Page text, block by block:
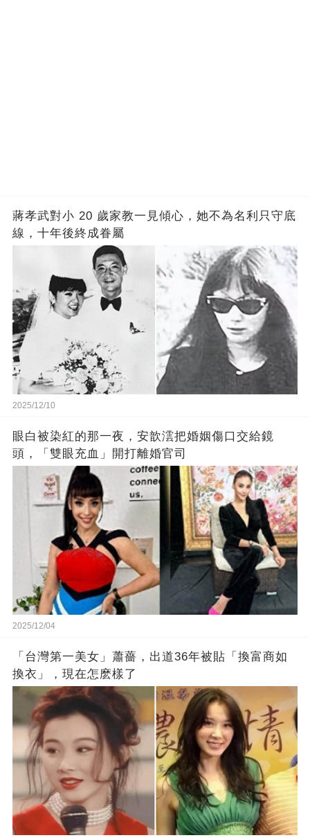
蔣孝武對小 20 歲家教一見傾心，她不為名利只守底
線，十年後終成眷屬
2025/12/10
眼白被染紅的那一夜，安歆澐把婚姻傷口交給鏡
頭，「雙眼充血」開打離婚官司
2025/12/04
「台灣第一美女」蕭薔，出道36年被貼「換富商如
換衣」，現在怎麽樣了